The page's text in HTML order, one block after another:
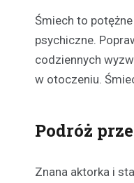
Śmiech to
psychiczne.
codziennych
w otoczeniu.
Podróż
Znana aktorka i